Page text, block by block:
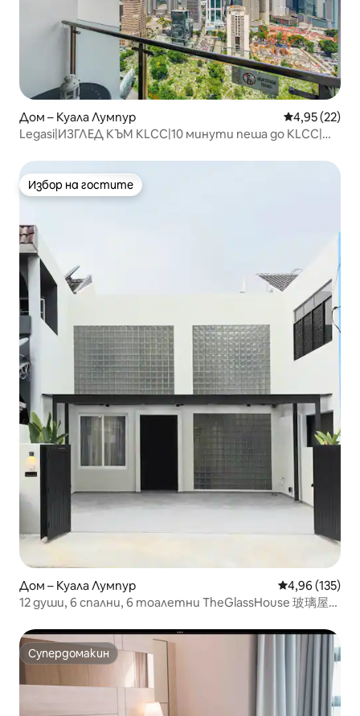
Дом – Куала Лумпур Средна
4,95 (22)
Legasi|ИЗГЛЕД КЪМ KLCC|10 минути пеша до KLCC|
Избор на гостите
Избор на гостите
Дом – Куала Лумпур Средна
4,96 (135)
12 души, 6 спални, 6 тоалетни TheGlassHouse 玻璃屋
Супердомакин
Супердомакин